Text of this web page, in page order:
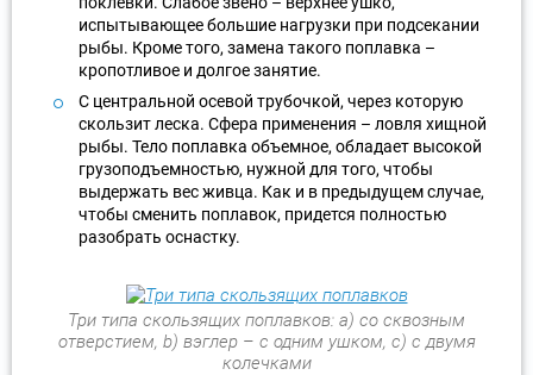
испытывающее большие нагрузки при подсекании
рыбы. Кроме того, замена такого поплавка –
кропотливое и долгое занятие.
С центральной осевой трубочкой, через которую
скользит леска. Сфера применения – ловля хищной
рыбы. Тело поплавка объемное, обладает высокой
грузоподъемностью, нужной для того, чтобы
выдержать вес живца. Как и в предыдущем случае,
чтобы сменить поплавок, придется полностью
разобрать оснастку.
Три типа скользящих поплавков: а) со сквозным
отверстием, b) вэглер – с одним ушком, с) с двумя
колечками